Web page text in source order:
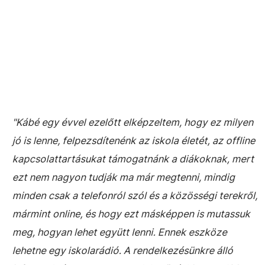
"Kábé egy évvel ezelőtt elképzeltem, hogy ez milyen
jó is lenne, felpezsdítenénk az iskola életét, az offline
kapcsolattartásukat támogatnánk a diákoknak, mert
ezt nem nagyon tudják ma már megtenni, mindig
minden csak a telefonról szól és a közösségi terekről,
mármint online, és hogy ezt másképpen is mutassuk
meg, hogyan lehet együtt lenni. Ennek eszköze
lehetne egy iskolarádió. A rendelkezésünkre álló